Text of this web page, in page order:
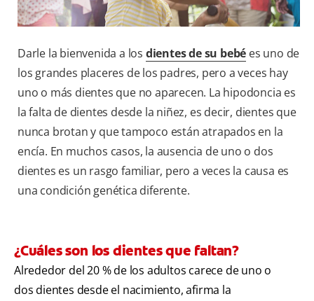
BO (ES)
Darle la bienvenida a los dientes de su bebé es uno de
los grandes placeres de los padres, pero a veces hay
uno o más dientes que no aparecen. La hipodoncia es
la falta de dientes desde la niñez, es decir, dientes que
nunca brotan y que tampoco están atrapados en la
encía. En muchos casos, la ausencia de uno o dos
dientes es un rasgo familiar, pero a veces la causa es
una condición genética diferente.
¿Cuáles son los dientes que faltan?
Alrededor del 20 % de los adultos carece de uno o
dos dientes desde el nacimiento, afirma la